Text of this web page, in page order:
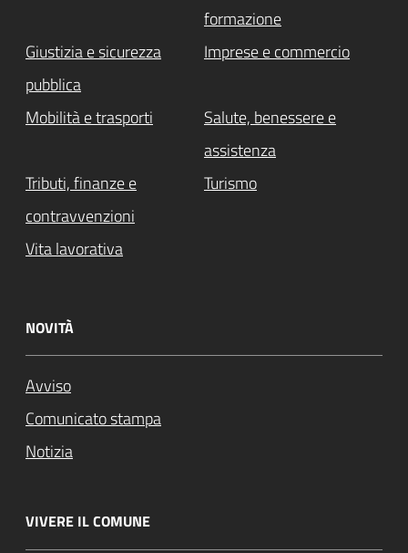
formazione
Giustizia e sicurezza
pubblica
Imprese e commercio
Mobilità e trasporti
Salute, benessere e
assistenza
Tributi, finanze e
contravvenzioni
Turismo
Vita lavorativa
NOVITÀ
Avviso
Comunicato stampa
Notizia
VIVERE IL COMUNE